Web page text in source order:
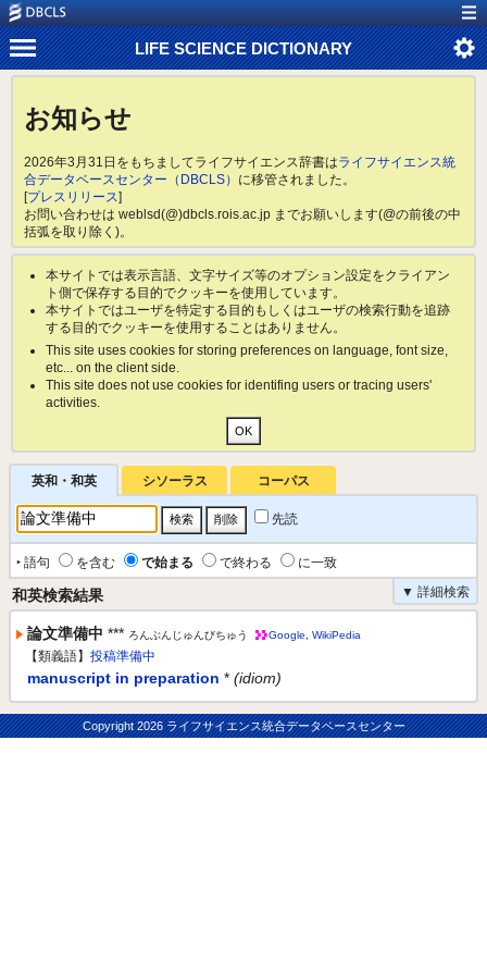
LIFE SCIENCE DICTIONARY
お知らせ
2026年3月31日をもちましてライフサイエンス辞書はライフサイエンス統
合データベースセンター（DBCLS） に移管されました。
[プレスリリース]
お問い合わせは weblsd(@)dbcls.rois.ac.jp までお願いします(@の前後の中
括弧を取り除く)。
本サイトでは表示言語、文字サイズ等のオプション設定をクライアン
ト側で保存する目的でクッキーを使用しています。
本サイトではユーザを特定する目的もしくはユーザの検索行動を追跡
する目的でクッキーを使用することはありません。
This site uses cookies for storing preferences on language, font size,
etc... on the client side.
This site does not use cookies for identifing users or tracing users'
activities.
英和・和英 シソーラス コーパス
先読
‣ 語句 を含む で始まる で終わる
に一致
▼ 詳細検索
和英検索結果
論文準備中 *** ろんぶんじゅんびちゅう Google WikiPedia
【類義語】 投稿準備中
manuscript in preparation * (idiom)
Copyright2026 ライフサイエンス統合データベースセンター